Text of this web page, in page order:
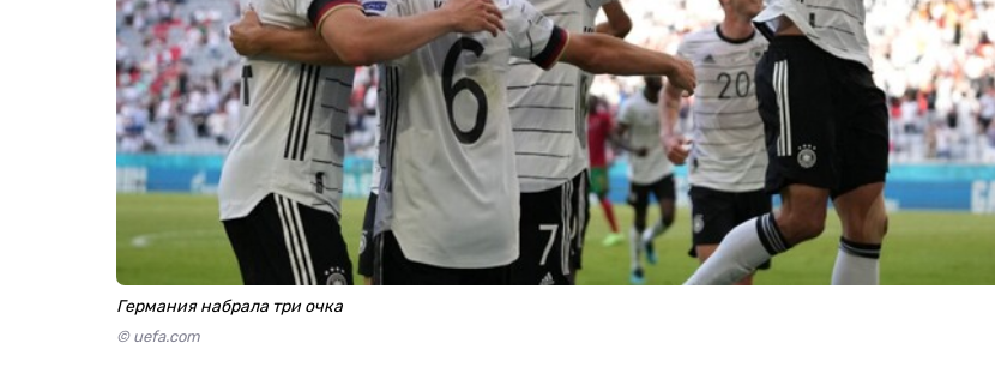
Германия набрала три очка
© uefa.com